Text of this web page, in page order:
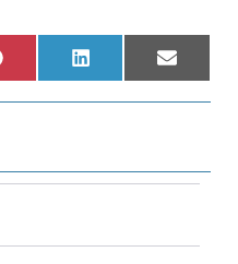
Pinterest LinkedIn Email